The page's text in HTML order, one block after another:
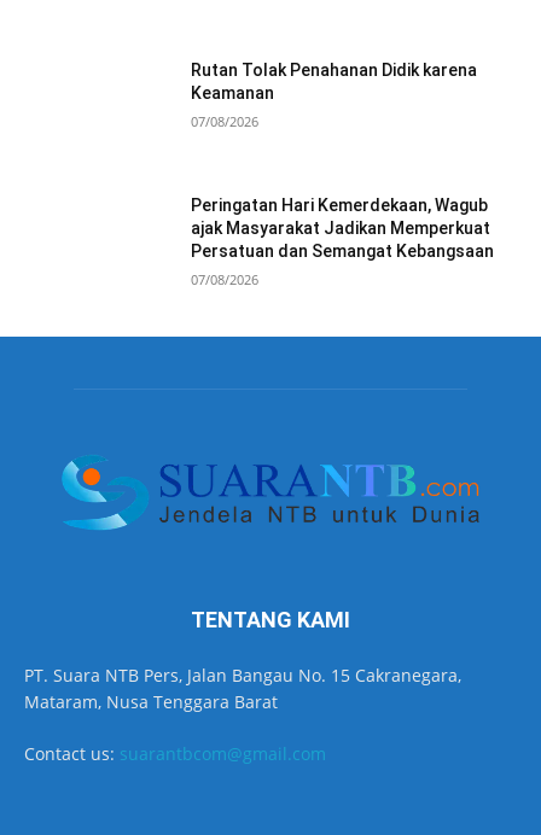
Rutan Tolak Penahanan Didik karena
Keamanan
07/08/2026
Peringatan Hari Kemerdekaan, Wagub
ajak Masyarakat Jadikan Memperkuat
Persatuan dan Semangat Kebangsaan
07/08/2026
TENTANG KAMI
PT. Suara NTB Pers, Jalan Bangau No. 15 Cakranegara,
Mataram, Nusa Tenggara Barat
Contact us: suarantbcom@gmail.com